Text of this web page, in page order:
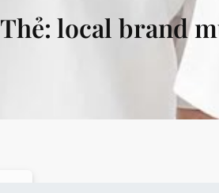
Thẻ: local brand